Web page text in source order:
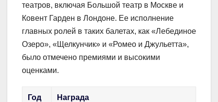
театров, включая Большой театр в Москве и
Ковент Гарден в Лондоне. Ее исполнение
главных ролей в таких балетах, как «Лебединое
Озеро», «Щелкунчик» и «Ромео и Джульетта»,
было отмечено премиями и высокими
оценками.
Год Награда